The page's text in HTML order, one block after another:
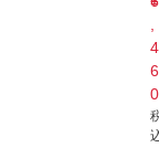
,
4
6
0